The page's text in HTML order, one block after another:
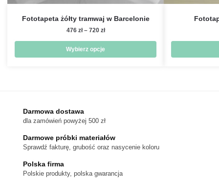
Fototapeta żółty tramwaj w Barcelonie
476 zł – 720 złZakres
od
476 zł
Wybierz opcje
Opcje
można
wybrać
stronie
Darmowa dostawa
dla zamówień powyżej 500 zł
Darmowe próbki materiałów
Sprawdź fakturę, grubość oraz nasycenie koloru
Polska firma
Polskie produkty, polska gwarancja